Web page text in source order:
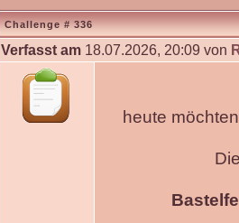
Challenge # 336
Verfasst am 18.07.2026, 20:09 von
heute